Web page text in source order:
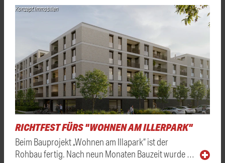
Konzept Immobilien
RICHTFEST FÜRS "WOHNEN AM ILLERPARK"
Beim Bauprojekt „Wohnen am Illapark“ ist der
Rohbau fertig. Nach neun Monaten Bauzeit wurde …